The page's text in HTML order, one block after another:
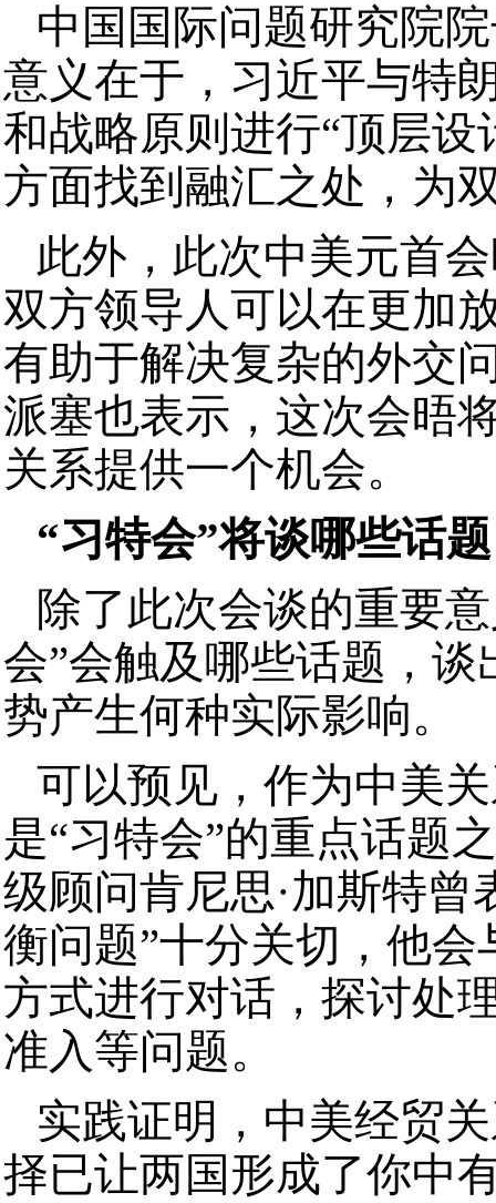
中国国际问题研究院
意义在于，习近平与特
和战略原则进行“顶层
方面找到融汇之处，为
此外，此次中美元首
双方领导人可以在更加
有助于解决复杂的外交
派塞也表示，这次会晤
关系提供一个机会。
“习特会”将谈哪些话题
除了此次会谈的重要
会”会触及哪些话题，
势产生何种实际影响。
可以预见，作为中美
是“习特会”的重点话题
级顾问肯尼思·加斯特
衡问题”十分关切，他会
方式进行对话，探讨处
准入等问题。
实践证明，中美经贸
择已让两国形成了你中